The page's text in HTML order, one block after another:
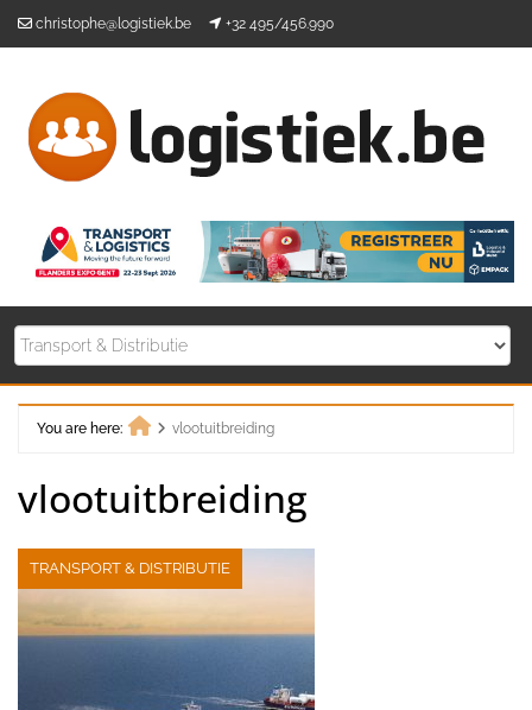
christophe@logistiek.be +32 495/456.990
You are here:
vlootuitbreiding
vlootuitbreiding
TRANSPORT & DISTRIBUTIE